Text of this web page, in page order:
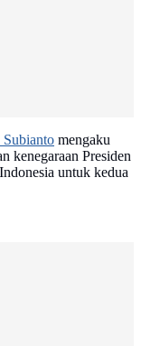
mengaku
kenegaraan Presiden
untuk kedua